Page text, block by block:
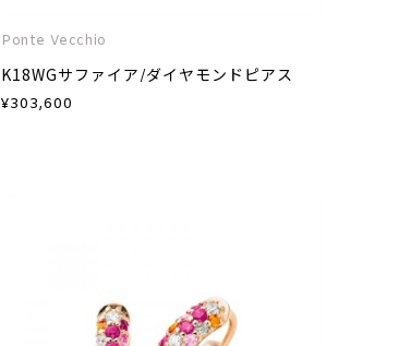
Ponte Vecchio
K18WGサファイア/ダイヤモンドピアス
¥303,600